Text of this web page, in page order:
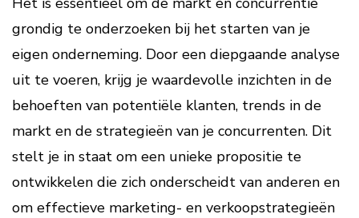
grondig te onderzoeken bij het starten van je
eigen onderneming. Door een diepgaande analyse
uit te voeren, krijg je waardevolle inzichten in de
behoeften van potentiële klanten, trends in de
markt en de strategieën van je concurrenten. Dit
stelt je in staat om een unieke propositie te
ontwikkelen die zich onderscheidt van anderen en
om effectieve marketing- en verkoopstrategieën